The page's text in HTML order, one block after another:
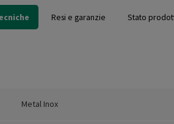
Resi e garanzie Stato
Metal Inox